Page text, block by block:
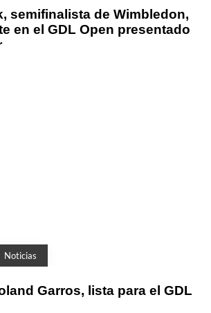
semifinalista de Wimbledon,
en el GDL Open presentado
Noticias
Garros, lista para el GDL